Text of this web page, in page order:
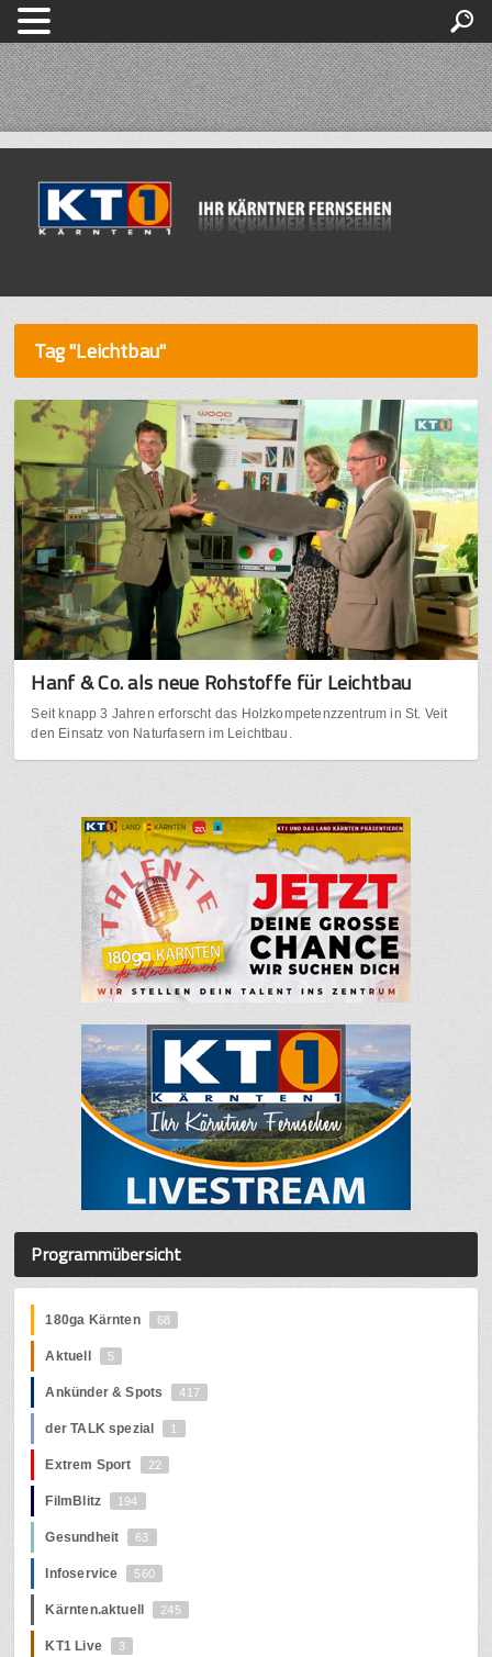
Tag "Leichtbau"
Hanf & Co. als neue Rohstoffe für Leichtbau
Seit knapp 3 Jahren erforscht das Holzkompetenzzentrum in St. Veit
den Einsatz von Naturfasern im Leichtbau.
Programmübersicht
180ga Kärnten 68
Aktuell 5
Ankünder & Spots 417
der TALK spezial 1
Extrem Sport 22
FilmBlitz 194
Gesundheit 63
Infoservice 560
Kärnten.aktuell 245
KT1 Live 3